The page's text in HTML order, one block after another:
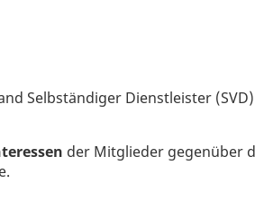
Selbständiger Dienstleister
der Mitglieder gegenüber